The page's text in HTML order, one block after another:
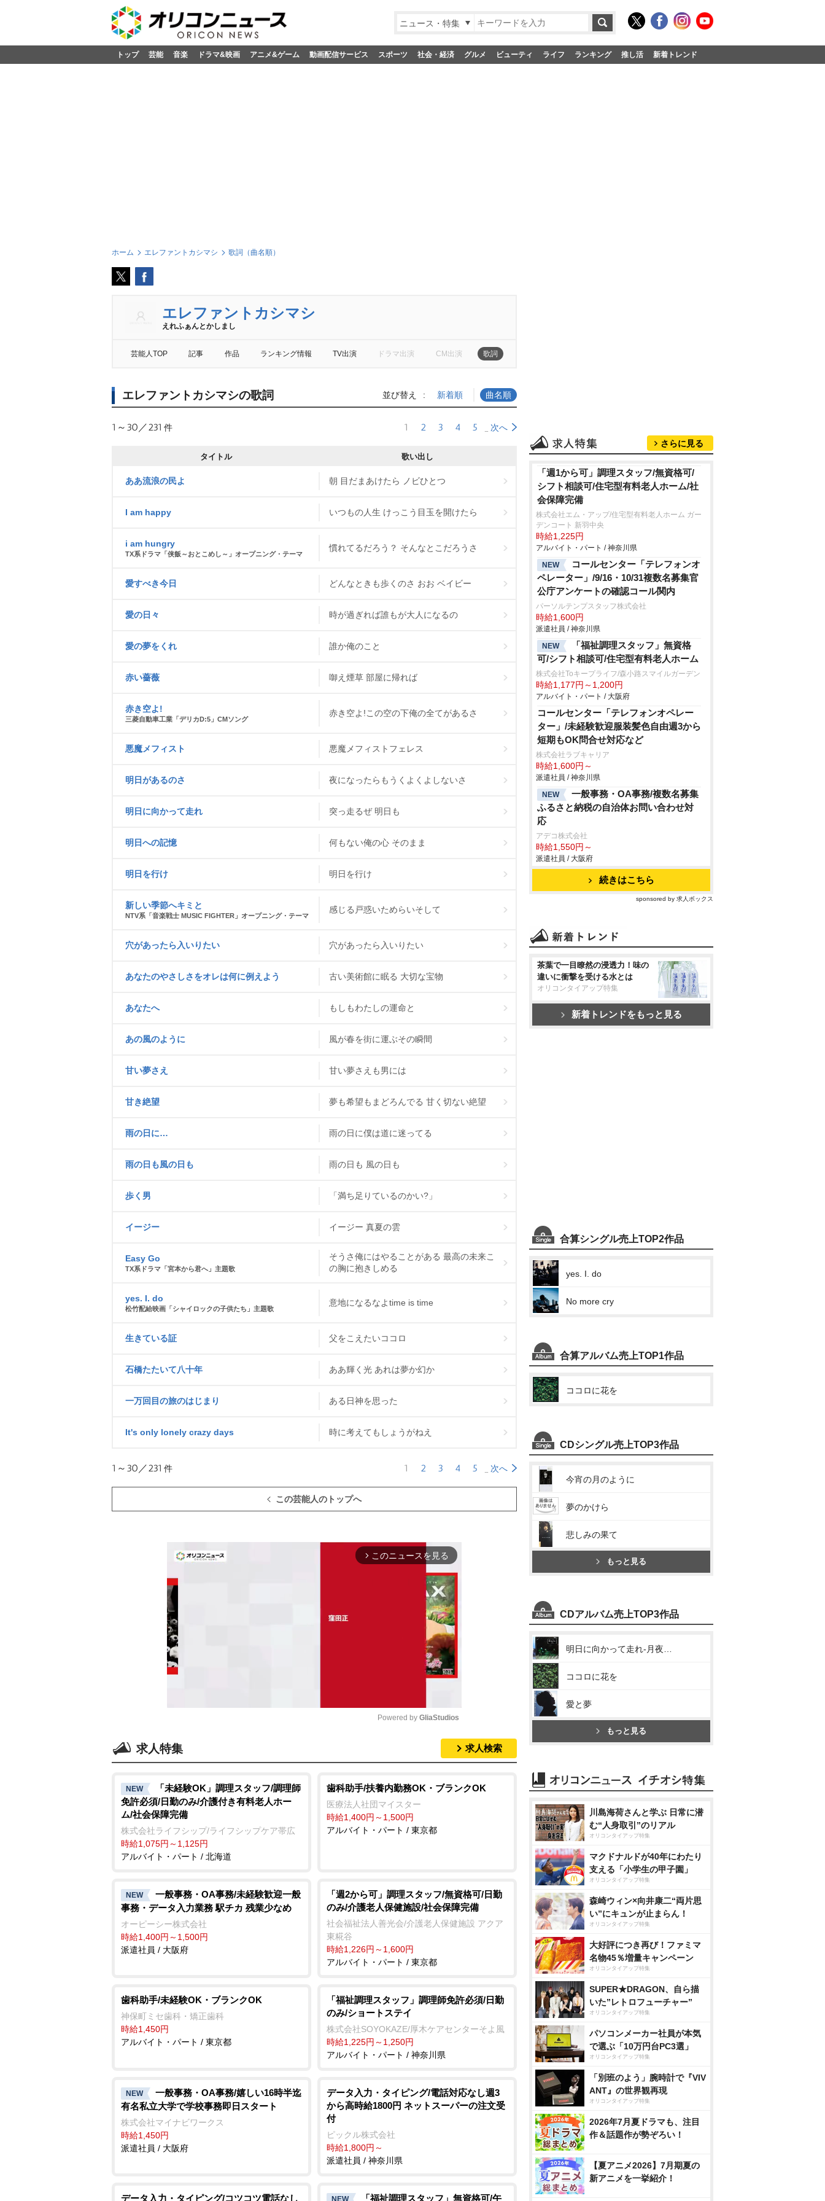
ニュース・特集
トップ 芸能 音楽 ドラマ&映画 アニメ&ゲーム 動画配信サービス スポーツ 社会・経済 グルメ ビューティ ライフ ランキング 推し活 新着トレンド
ホーム エレファントカシマシ 歌詞（曲名順）
エレファントカシマシ
えれふぁんとかしまし
芸能人TOP 記事 作品 ランキング情報 TV出演 ドラマ出演 CM出演 歌詞
エレファントカシマシの歌詞 並び替え 新着順 曲名順
1～30／231 件 1 2 3 4 5 次へ
タイトル 歌い出し
ああ流浪の民よ 朝 目だまあけたら ノビひとつ
I am happy いつもの人生 けっこう目玉を開けたら
i am hungry
TX系ドラマ「侠飯～おとこめし～」オープニング・テーマ
慣れてるだろう？ そんなとこだろうさ
愛すべき今日 どんなときも歩くのさ おお ベイビー
愛の日々 時が過ぎれば誰もが大人になるの
愛の夢をくれ 誰か俺のこと
赤い薔薇 啣え煙草 部屋に帰れば
赤き空よ!
三菱自動車工業「デリカD:5」CMソング
赤き空よ!この空の下俺の全てがあるさ
悪魔メフィスト 悪魔メフィストフェレス
明日があるのさ 夜になったらもうくよくよしないさ
明日に向かって走れ 突っ走るぜ 明日も
明日への記憶 何もない俺の心 そのまま
明日を行け 明日を行け
新しい季節へキミと
NTV系「音楽戦士 MUSIC FIGHTER」オープニング・テーマ
感じる戸惑いためらいそして
穴があったら入いりたい 穴があったら入いりたい
あなたのやさしさをオレは何に例えよう 古い美術館に眠る 大切な宝物
あなたへ もしもわたしの運命と
あの風のように 風が春を街に運ぶその瞬間
甘い夢さえ 甘い夢さえも男には
甘き絶望 夢も希望もまどろんでる 甘く切ない絶望
雨の日に… 雨の日に僕は道に迷ってる
雨の日も風の日も 雨の日も 風の日も
歩く男 「満ち足りているのかい?」
イージー イージー 真夏の雲
Easy Go
TX系ドラマ「宮本から君へ」主題歌
そうさ俺にはやることがある 最高の未来こ
の胸に抱きしめる
yes. I. do
松竹配給映画「シャイロックの子供たち」主題歌
意地になるなよtime is time
生きている証 父をこえたいココロ
石橋たたいて八十年 ああ輝く光 あれは夢か幻か
一万回目の旅のはじまり ある日神を思った
It's only lonely crazy days 時に考えてもしょうがねえ
1～30／231 件 1 2 3 4 5 次へ
この芸能人のトップへ
arrow_forward_ios このニュースを見る
t
e
Powered by GliaStudios
求人特集 求人検索
NEW
「未経験OK」調理スタッフ/調理師
免許必須/日勤のみ/介護付き有料老人ホー
ム/社会保障完備
株式会社ライフシップ/ライフシップケア帯広
時給1,075円～1,125円
アルバイト・パート / 北海道
歯科助手/扶養内勤務OK・ブランクOK
医療法人社団マイスター
時給1,400円～1,500円
アルバイト・パート / 東京都
NEW
一般事務・OA事務/未経験歓迎一般
事務・データ入力業務 駅チカ 残業少なめ
オーピーシー株式会社
時給1,400円～1,500円
派遣社員 / 大阪府
「週2から可」調理スタッフ/無資格可/日勤
のみ/介護老人保健施設/社会保障完備
社会福祉法人善光会/介護老人保健施設 アクア
東糀谷
時給1,226円～1,600円
アルバイト・パート / 東京都
歯科助手/未経験OK・ブランクOK
神保町ミセ歯科・矯正歯科
時給1,450円
アルバイト・パート / 東京都
「福祉調理スタッフ」調理師免許必須/日勤
のみ/ショートステイ
株式会社SOYOKAZE/厚木ケアセンターそよ風
時給1,225円～1,250円
アルバイト・パート / 神奈川県
NEW
一般事務・OA事務/嬉しい16時半迄
有名私立大学で学校事務即日スタート
株式会社マイナビワークス
時給1,450円
派遣社員 / 大阪府
データ入力・タイピング/電話対応なし週3
から高時給1800円 ネットスーパーの注文受
付
ピックル株式会社
時給1,800円～
派遣社員 / 神奈川県
データ入力・タイピング/コツコツ電話なし NEW 「福祉調理スタッフ」無資格可/午
さらに見る
「週1から可」調理スタッフ/無資格可/
シフト相談可/住宅型有料老人ホーム/社
会保障完備
株式会社エム・アップ/住宅型有料老人ホーム ガー
デンコート 新羽中央
時給1,225円
アルバイト・パート / 神奈川県
NEW
コールセンター「テレフォンオ
ペレーター」/9/16・10/31複数名募集官
公庁アンケートの確認コール関内
パーソルテンプスタッフ株式会社
時給1,600円
派遣社員 / 神奈川県
NEW
「福祉調理スタッフ」無資格
可/シフト相談可/住宅型有料老人ホーム
株式会社Toキープライフ/森小路スマイルガーデン
時給1,177円～1,200円
アルバイト・パート / 大阪府
コールセンター「テレフォンオペレー
ター」/未経験歓迎服装髪色自由週3から
短期もOK問合せ対応など
株式会社ラブキャリア
時給1,600円～
派遣社員 / 神奈川県
NEW
一般事務・OA事務/複数名募集
ふるさと納税の自治体お問い合わせ対
応
アデコ株式会社
時給1,550円～
派遣社員 / 大阪府
続きはこちら
sponsored by 求人ボックス
茶葉で一目瞭然の浸透力！味の
違いに衝撃を受ける水とは
オリコンタイアップ特集
新着トレンドをもっと見る
合算シングル売上TOP2作品
yes. I. do
No more cry
合算アルバム売上TOP1作品
ココロに花を
CDシングル売上TOP3作品
今宵の月のように
夢のかけら
悲しみの果て
もっと見る
CDアルバム売上TOP3作品
ココロに花を
愛と夢
もっと見る
川島海荷さんと学ぶ 日常に潜
む“人身取引”のリアル
オリコンタイアップ特集
マクドナルドが40年にわたり
支える「小学生の甲子園」
オリコンタイアップ特集
森崎ウィン×向井康二“両片思
い”にキュンが止まらん！
オリコンタイアップ特集
大好評につき再び！ファミマ
名物45％増量キャンペーン
オリコンタイアップ特集
SUPER★DRAGON、自ら描
いた”レトロフューチャー”
オリコンタイアップ特集
パソコンメーカー社員が本気
で選ぶ「10万円台PC3選」
オリコンタイアップ特集
「別班のよう」腕時計で『VIV
ANT』の世界観再現
オリコンタイアップ特集
2026年7月夏ドラマも、注目
作＆話題作が勢ぞろい！
【夏アニメ2026】7月期夏の
新アニメを一挙紹介！